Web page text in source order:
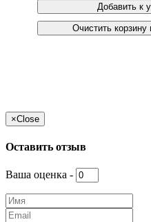
Добавить к
Очистить корзину
×Close
Оставить отзыв
Ваша оценка -